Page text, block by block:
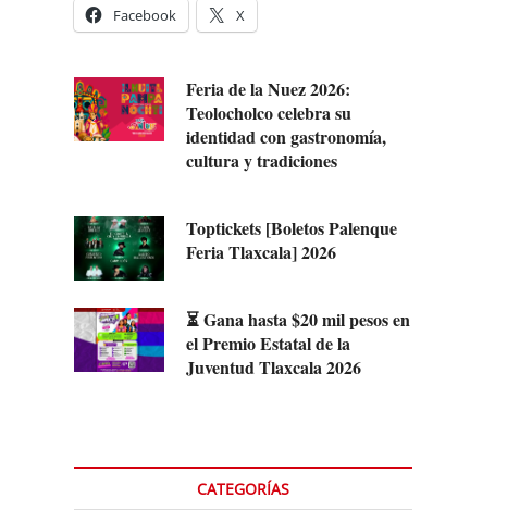
Facebook X
Feria de la Nuez 2026:
Teolocholco celebra su
identidad con gastronomía,
cultura y tradiciones
Toptickets [Boletos Palenque
Feria Tlaxcala] 2026
⏳ Gana hasta $20 mil pesos en
el Premio Estatal de la
Juventud Tlaxcala 2026
CATEGORÍAS